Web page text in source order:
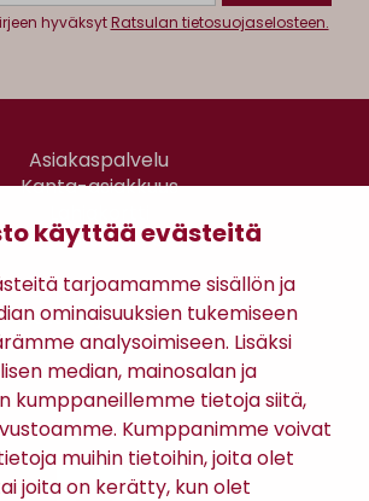
käyttää evästeitä
tarjoamamme sisällön ja
ominaisuuksien tukemiseen
analysoimiseen. Lisäksi
median, mainosalan ja
kumppaneillemme tietoja siitä,
Kumppanimme voivat
muihin tietoihin, joita olet
joita on kerätty, kun olet
hyväksytRatsulan tietosuojaselosteen.
Asiakaspalvelu
Kanta-asiakkuus
Gomee Ratsula Café
Sopimusehdot
Tietosuojaseloste
Maksutavat